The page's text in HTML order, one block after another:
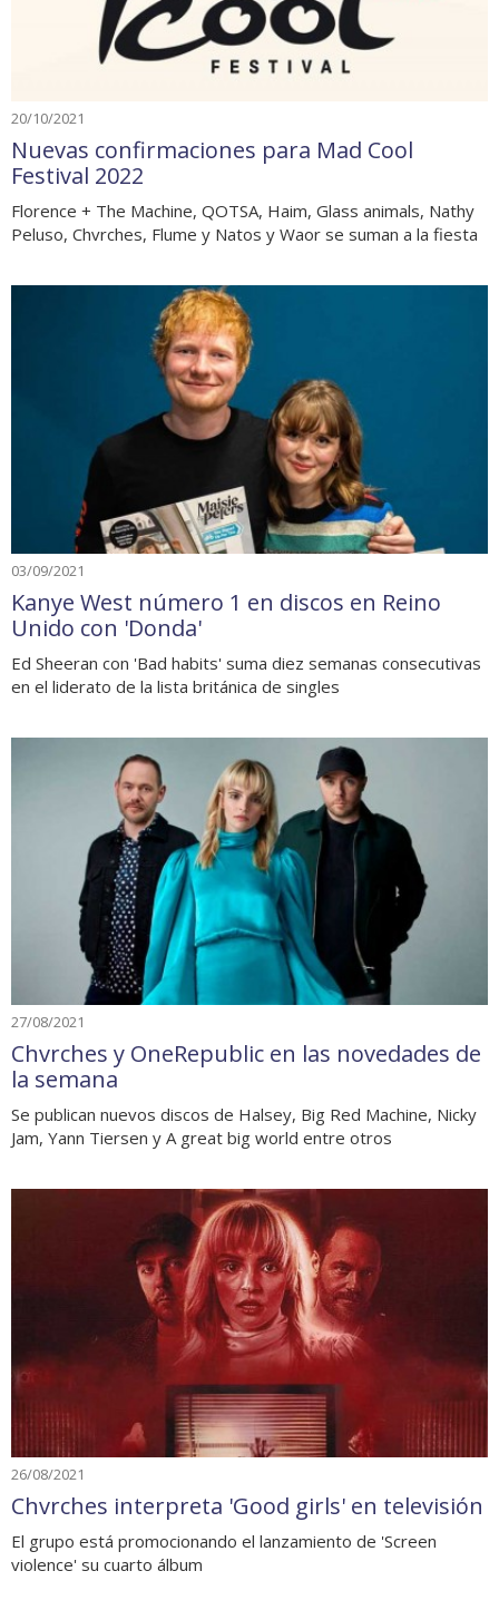
20/10/2021
Nuevas confirmaciones para Mad Cool
Festival 2022
Florence + The Machine, QOTSA, Haim, Glass animals, Nathy
Peluso, Chvrches, Flume y Natos y Waor se suman a la fiesta
03/09/2021
Kanye West número 1 en discos en Reino
Unido con 'Donda'
Ed Sheeran con 'Bad habits' suma diez semanas consecutivas
en el liderato de la lista británica de singles
27/08/2021
Chvrches y OneRepublic en las novedades de
la semana
Se publican nuevos discos de Halsey, Big Red Machine, Nicky
Jam, Yann Tiersen y A great big world entre otros
26/08/2021
Chvrches interpreta 'Good girls' en televisión
El grupo está promocionando el lanzamiento de 'Screen
violence' su cuarto álbum